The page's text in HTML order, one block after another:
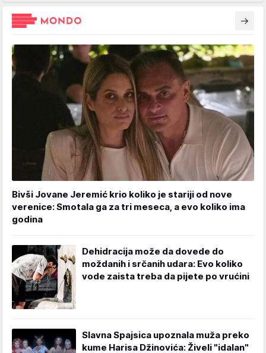
Bivši Jovane Jeremić krio koliko je stariji od nove
verenice: Smotala ga za tri meseca, a evo koliko ima
godina
Dehidracija može da dovede do
moždanih i srčanih udara: Evo koliko
vode zaista treba da pijete po vrućini
Slavna Spajsica upoznala muža preko
kume Harisa Džinovića: Živeli "idalan"